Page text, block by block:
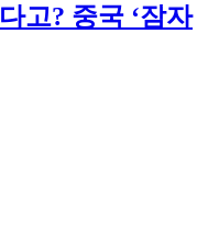
고? 중국 ‘잠자